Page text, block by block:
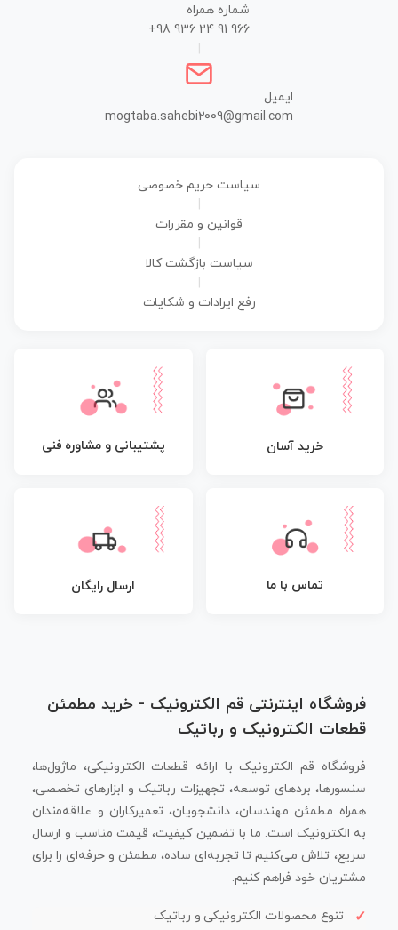
شماره همراه
+98 936 24 91 966
ایمیل
mogtaba.sahebi2009@gmail.com
سیاست حریم خصوصی
قوانین و مقررات
سیاست بازگشت کالا
رفع ایرادات و شکایات
خرید آسان پشتیبانی و مشاوره فنی
تماس با ما ارسال رایگان
فروشگاه اینترنتی قم الکترونیک - خرید مطمئن
قطعات الکترونیک و رباتیک
فروشگاه قم الکترونیک با ارائه قطعات الکترونیکی، ماژول‌ها،
سنسورها، بردهای توسعه، تجهیزات رباتیک و ابزارهای تخصصی،
همراه مطمئن مهندسان، دانشجویان، تعمیرکاران و علاقه‌مندان
به الکترونیک است. ما با تضمین کیفیت، قیمت مناسب و ارسال
سریع، تلاش می‌کنیم تا تجربه‌ای ساده، مطمئن و حرفه‌ای را برای
مشتریان خود فراهم کنیم.
تنوع محصولات الکترونیکی و رباتیک